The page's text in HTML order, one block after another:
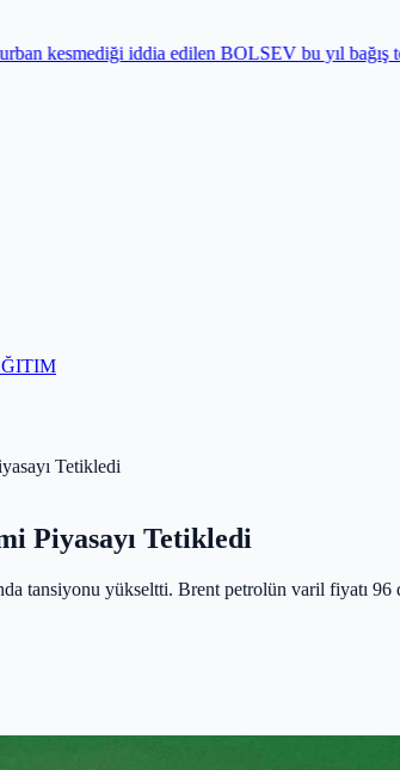
edilen BOLSEV bu yıl bağış toplamadıGündem
Tetikledi
Piyasayı Tetikledi
tansiyonu yükseltti. Brent petrolün varil fiyatı